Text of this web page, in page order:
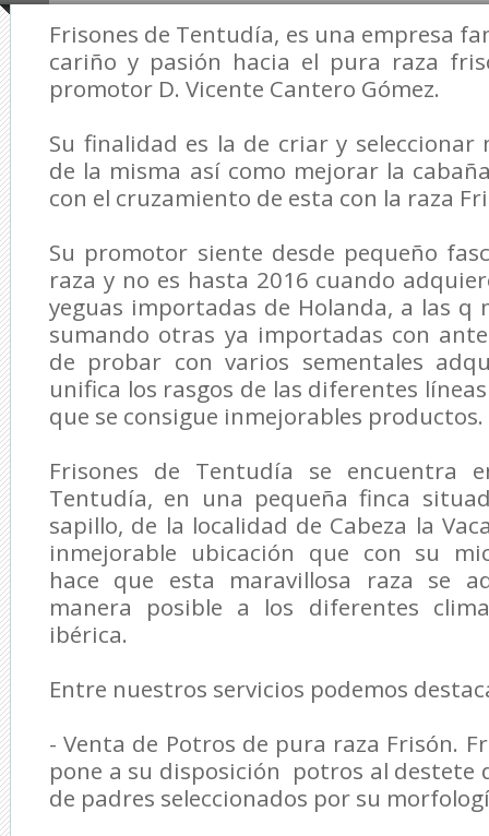
Frisones de Tentudía, es una empresa
cariño y pasión hacia el pura raza
promotor D. Vicente Cantero Gómez.
Su finalidad es la de criar y seleccionar
de la misma así como mejorar la
con el cruzamiento de esta con la raza
Su promotor siente desde pequeño
raza y no es hasta 2016 cuando
yeguas importadas de Holanda, a las q
sumando otras ya importadas con
de probar con varios sementales
unifica los rasgos de las diferentes
que se consigue inmejorables productos.
Frisones de Tentudía se encuentra
Tentudía, en una pequeña finca
sapillo, de la localidad de Cabeza la
inmejorable ubicación que con su
hace que esta maravillosa raza se
manera posible a los diferentes
ibérica.
Entre nuestros servicios podemos
- Venta de Potros de pura raza Frisón.
pone a su disposición potros al destete
de padres seleccionados por su